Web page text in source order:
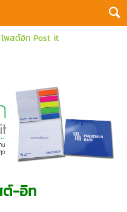
โพสต์อิท Post it
ต์-อิท